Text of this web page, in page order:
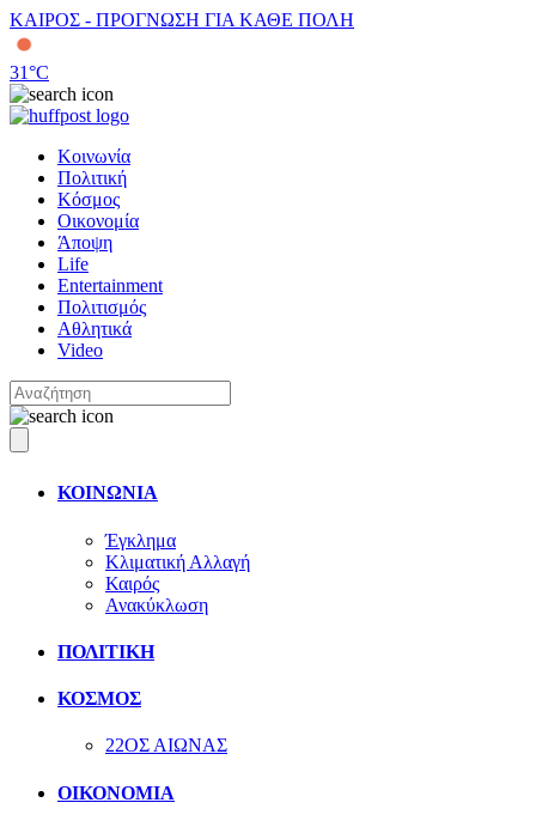
ΚΑΙΡΟΣ - ΠΡΟΓΝΩΣΗ ΓΙΑ ΚΑΘΕ ΠΟΛΗ
31°C
Κοινωνία
Πολιτική
Κόσμος
Οικονομία
Άποψη
Life
Entertainment
Πολιτισμός
Αθλητικά
Video
ΚΟΙΝΩΝΙΑ
Έγκλημα
Κλιματική Αλλαγή
Καιρός
Ανακύκλωση
ΠΟΛΙΤΙΚΗ
ΚΟΣΜΟΣ
22ΟΣ ΑΙΩΝΑΣ
ΟΙΚΟΝΟΜΙΑ